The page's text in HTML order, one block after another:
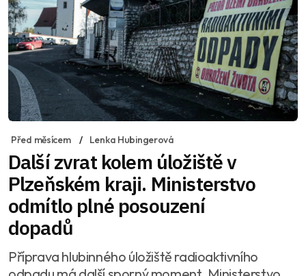
Před měsícem Lenka Hubingerová
Další zvrat kolem úložiště v
Plzeňském kraji. Ministerstvo
odmítlo plné posouzení
dopadů
Příprava hlubinného úložiště radioaktivního